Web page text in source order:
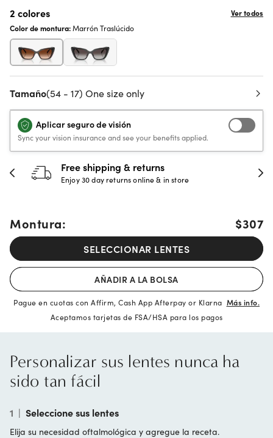
2 colores
Ver todos
Color de montura:Marrón Traslúcido
Tamaño(54 - 17) One size only
Aplicar seguro de visión
Sync your vision insurance and see your benefits applied.
30-day happiness guarantee
Full refund or replacement within 30 days
Montura: $307
SELECCIONAR LENTES
AÑADIR A LA BOLSA
Pague en cuotas con Affirm, Cash App Afterpay or Klarna Más info.
Aceptamos tarjetas de FSA/HSA para los pagos
Personalizar sus lentes nunca ha
sido tan fácil
1 | Seleccione sus lentes
Elija su necesidad oftalmológica y agregue la receta.